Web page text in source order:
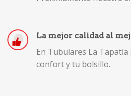
La mejor calidad al
En Tubulares La Tapatía
confort y tu bolsillo.